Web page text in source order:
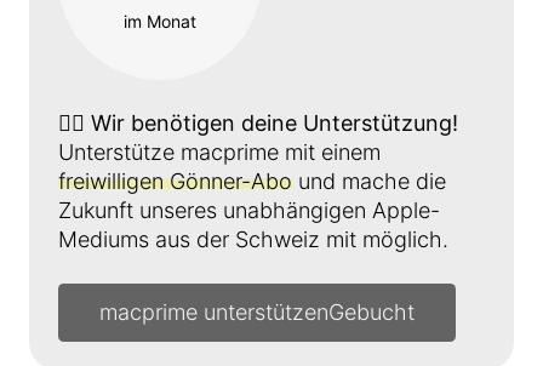
im Monat
👉🏼 Wir benötigen deine Unterstützung!
Unterstütze macprime mit einem
freiwilligen Gönner-Abo und mache die
Zukunft unseres unabhängigen Apple-
Mediums aus der Schweiz mit möglich.
macprime unterstützen